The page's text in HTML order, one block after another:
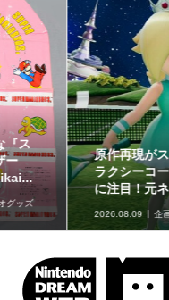
今からでも楽しめる！
『マリオカート ツアー』
の魅力と遊び方
2026.08.08 企画記事